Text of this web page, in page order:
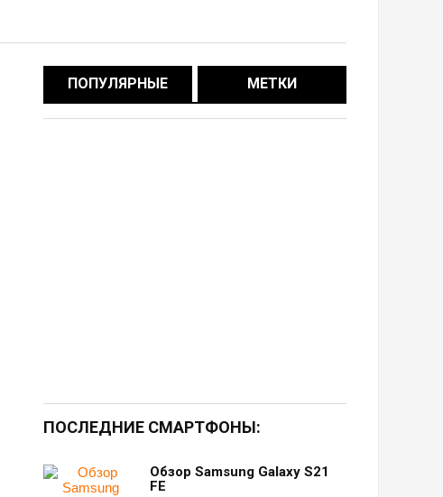
ПОПУЛЯРНЫЕ МЕТКИ
ПОСЛЕДНИЕ СМАРТФОНЫ:
Обзор Samsung Galaxy S21
FE